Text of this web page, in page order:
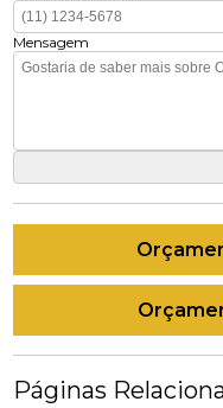
Mensagem
Páginas